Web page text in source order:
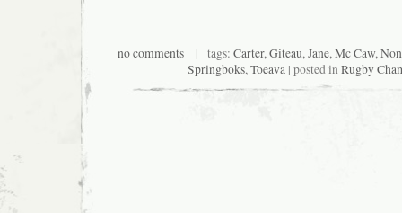
no comments| tags: Carter,Giteau,Jane,Mc Caw,
Springboks,Toeava | posted inRugby